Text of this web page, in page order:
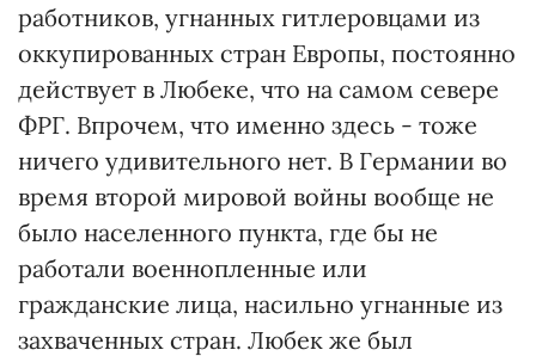
работников, угнанных гитлеровцами из
оккупированных стран Европы, постоянно
действует в Любеке, что на самом севере
ФРГ. Впрочем, что именно здесь - тоже
ничего удивительного нет. В Германии во
время второй мировой войны вообще не
было населенного пункта, где бы не
работали военнопленные или
гражданские лица, насильно угнанные из
захваченных стран. Любек же был